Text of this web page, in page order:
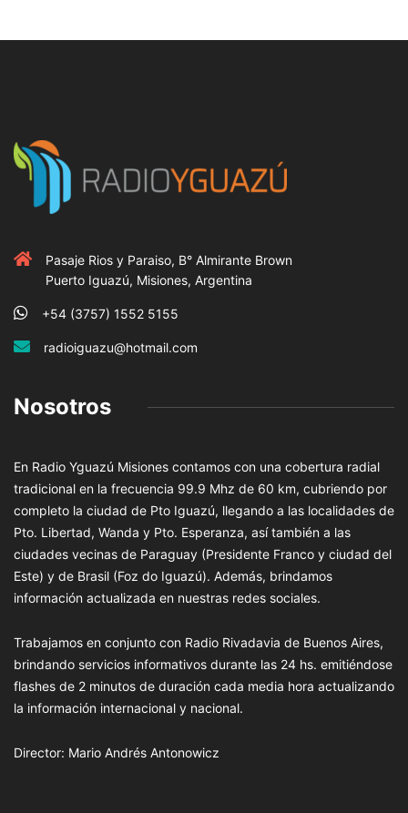
Pasaje Rios y Paraiso, B° Almirante Brown
Puerto Iguazú, Misiones, Argentina
+54 (3757) 1552 5155
radioiguazu@hotmail.com
Nosotros
En Radio Yguazú Misiones contamos con una cobertura radial
tradicional en la frecuencia 99.9 Mhz de 60 km, cubriendo por
completo la ciudad de Pto Iguazú, llegando a las localidades de
Pto. Libertad, Wanda y Pto. Esperanza, así también a las
ciudades vecinas de Paraguay (Presidente Franco y ciudad del
Este) y de Brasil (Foz do Iguazú). Además, brindamos
información actualizada en nuestras redes sociales.
Trabajamos en conjunto con Radio Rivadavia de Buenos Aires,
brindando servicios informativos durante las 24 hs. emitiéndose
flashes de 2 minutos de duración cada media hora actualizando
la información internacional y nacional.
Director: Mario Andrés Antonowicz